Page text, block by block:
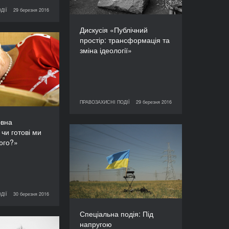
29 березня 2016
ПРАВОЗАХИСНІ ПОДІЇ
Дискусія «Публічний
простір: трансформація та
зміна ідеології»
ПРАВОЗАХИСНІ ПОДІЇ 29 березня 2016
ПРАВОЗАХИСНІ ПОДІЇ
29 березня 2016
готові ми
30 березня 2016
«Повна
чи готові
ТРИВАЛІСТЬ
90’
ПРАВОЗАХИСНІ ПОДІЇ
Спеціальна подія: Під
напругою
напругою
ТРИВАЛІСТЬ
90’